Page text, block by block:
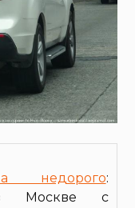
недорого:
в Москве с